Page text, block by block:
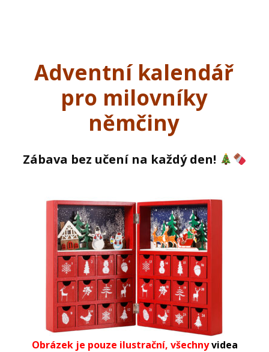
Adventní kalendář
pro milovníky
němčiny
Zábava bez učení na každý den!
Obrázek je pouze ilustrační, všechnyvidea